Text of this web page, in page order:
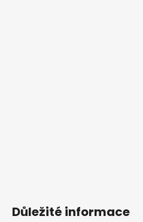
Důležité informace